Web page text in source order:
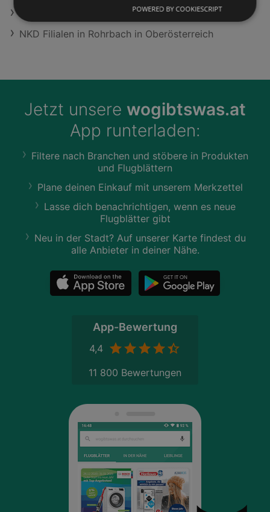
Sport 2000 Filialen in Walbersdorf
NKD Filialen in Rohrbach in Oberösterreich
Jetzt unsere wogibtswas.at
App runterladen:
Filtere nach Branchen und stöbere in Produkten
und Flugblättern
Plane deinen Einkauf mit unserem Merkzettel
Lasse dich benachrichtigen, wenn es neue
Flugblätter gibt
Neu in der Stadt? Auf unserer Karte findest du
alle Anbieter in deiner Nähe.
App-Bewertung
4,4
11 800 Bewertungen
POWERED BY COOKIESCRIPT